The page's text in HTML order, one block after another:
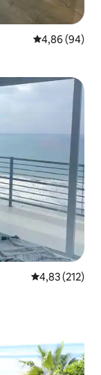
Vlerësimi
4,86 (94)
Vlerësimi
4,83 (212)